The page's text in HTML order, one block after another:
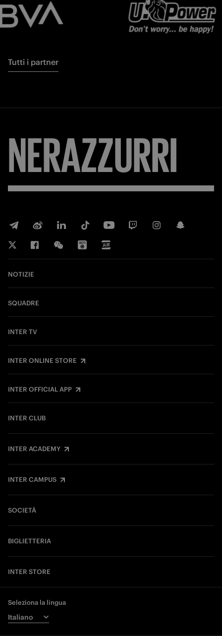
Tutti i partner
NERAZZURRI
NOTIZIE
SQUADRE
INTER TV
INTER ONLINE STORE
INTER OFFICIAL APP
INTER CLUB
INTER ACADEMY
INTER CAMPUS
SOCIETÀ
BIGLIETTERIA
INTER STORE
Seleziona la lingua